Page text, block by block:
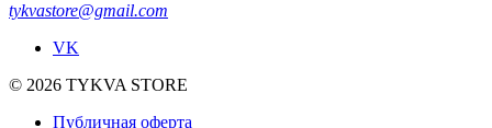
tykvastore@gmail.com
VK
© 2026 TYKVA STORE
Публичная оферта